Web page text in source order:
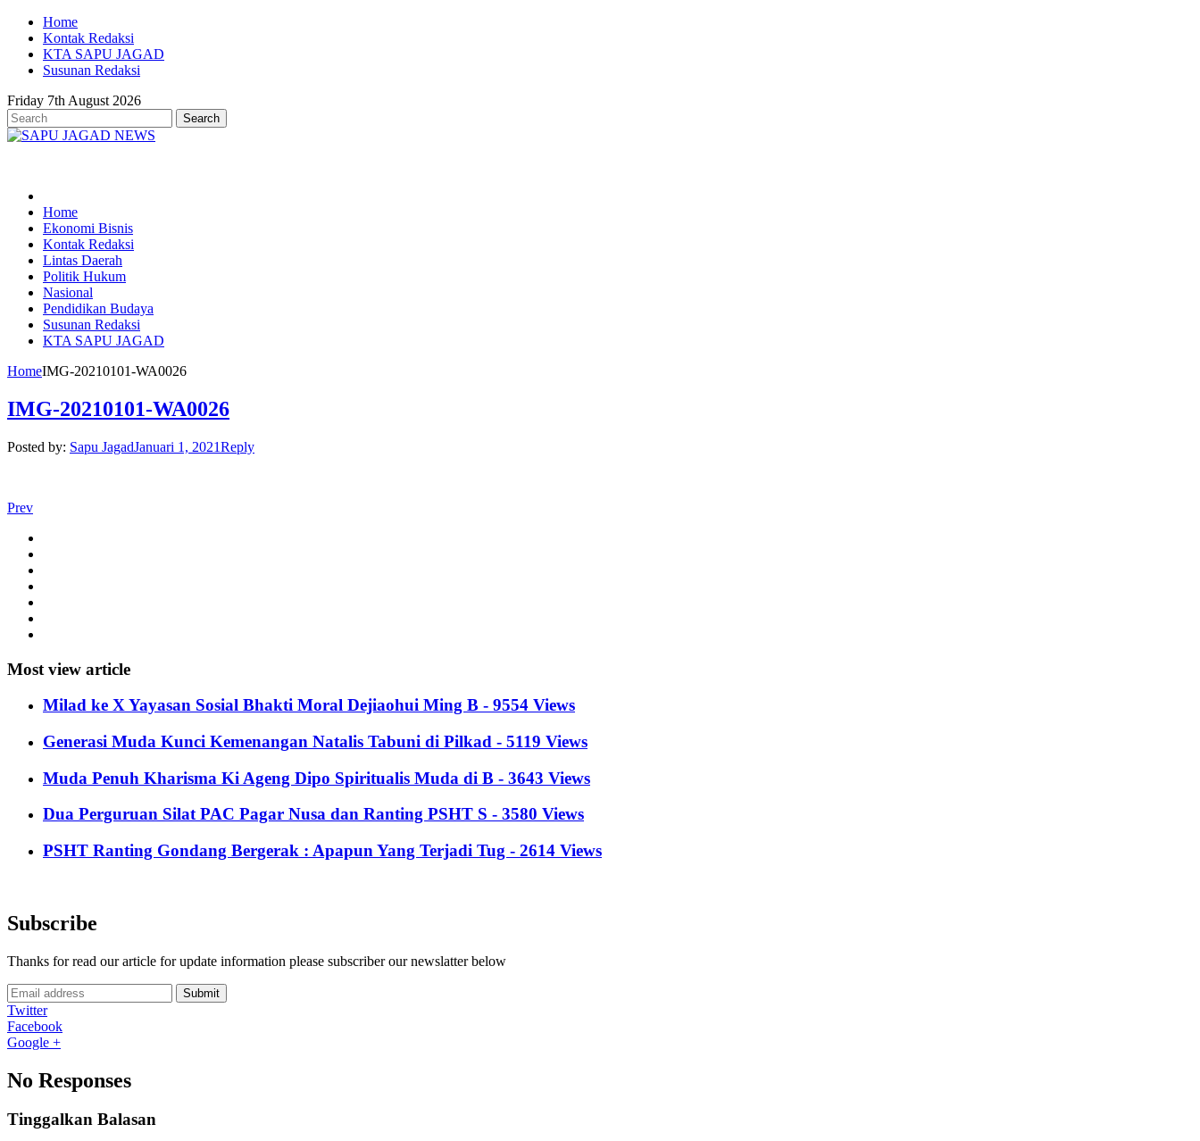
Home
Kontak Redaksi
KTA SAPU JAGAD
Susunan Redaksi
Friday 7th August 2026
Home
Ekonomi Bisnis
Kontak Redaksi
Lintas Daerah
Politik Hukum
Nasional
Pendidikan Budaya
Susunan Redaksi
KTA SAPU JAGAD
HomeIMG-20210101-WA0026
IMG-20210101-WA0026
Posted by: Sapu JagadJanuari 1, 2021Reply
Prev
Most view article
Milad ke X Yayasan Sosial Bhakti Moral Dejiaohui Ming B - 9554 Views
Generasi Muda Kunci Kemenangan Natalis Tabuni di Pilkad - 5119 Views
Muda Penuh Kharisma Ki Ageng Dipo Spiritualis Muda di B - 3643 Views
Dua Perguruan Silat PAC Pagar Nusa dan Ranting PSHT S - 3580 Views
PSHT Ranting Gondang Bergerak : Apapun Yang Terjadi Tug - 2614 Views
Subscribe
Thanks for read our article for update information please subscriber our newslatter below
Submit
Twitter
Facebook
Google +
No Responses
Tinggalkan Balasan